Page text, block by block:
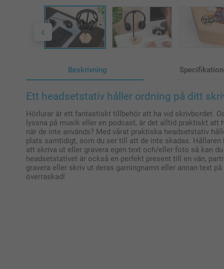
Beskrivning
Ett headsetstativ håller ordning på ditt
Hörlurar är ett fantastiskt tillbehör att ha vid skrivbordet.
lyssna på musik eller en podcast, är det alltid praktiskt att
när de inte används? Med vårat praktiska headsetstativ
plats samtidigt, som du ser till att de inte skadas.
att skriva ut eller gravera egen text och/eller foto så kan
headsetstativet är också en perfekt present till en vän,
gravera eller skriv ut deras gamingnamn eller annan text
överraskad!